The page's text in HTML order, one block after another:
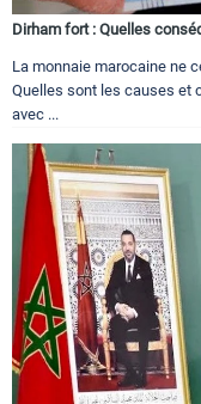
Dirham fort : Quelles
La monnaie marocaine ne
Quelles sont les causes et
avec ...